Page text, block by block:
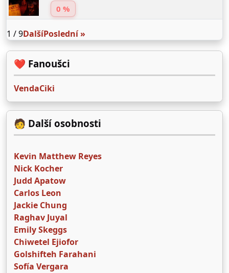
0 %
1 / 9DalšíPoslední »
❤️ Fanoušci
VendaCiki
🧑 Další osobnosti
Kevin Matthew Reyes
Nick Kocher
Judd Apatow
Carlos Leon
Jackie Chung
Raghav Juyal
Emily Skeggs
Chiwetel Ejiofor
Golshifteh Farahani
Sofía Vergara